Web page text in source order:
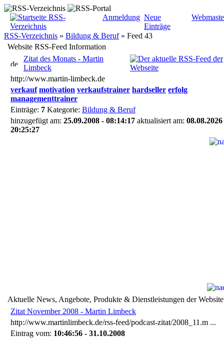
Anmeldung Neue
Einträge
RSS-Verzeichnis » Bildung & Beruf» Feed 43
Website RSS-Feed Information
Zitat des Monats - Martin
Limbeck
http://www.martin-limbeck.de
verkauf motivation verkaufstrainer hardseller erfolg
managementtrainer
Einträge: 7 Kategorie: Bildung & Beruf
hinzugefügt am: 25.09.2008 - 08:14:17 aktualisiert am: 08.08.2026
20:25:27
Aktuelle News, Angebote, Produkte & Dienstleistungen der Website
Zitat November 2008 - Martin Limbeck
http://www.martinlimbeck.de/rss-feed/podcast-zitat/2008_11.m ...
Eintrag vom: 10:46:56 - 31.10.2008